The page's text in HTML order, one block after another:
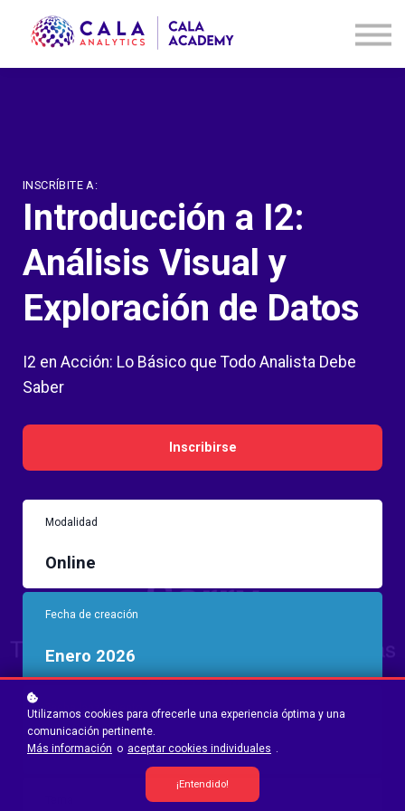
Contáctanos
Acceder
INSCRÍBITE A:
Introducción a I2:
Análisis Visual y
Exploración de Datos
I2 en Acción: Lo Básico que Todo Analista Debe
Saber
Inscribirse
Modalidad
Online
Fecha de creación
Enero 2026
Fecha lanzamiento
16 Marzo 2026
Utilizamos cookies para ofrecerle una experiencia óptima y una
comunicación pertinente.
Más información o aceptar cookies individuales .
¡Entendido!